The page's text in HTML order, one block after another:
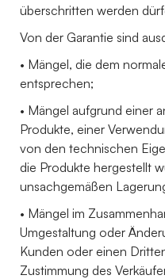
überschritten werden
Von der Garantie sind
• Mängel, die dem
entsprechen;
• Mängel aufgrund einer
Produkte, einer
von den technischen
die Produkte hergestellt
unsachgemäßen
• Mängel im
Umgestaltung oder
Kunden oder einen
Zustimmung des